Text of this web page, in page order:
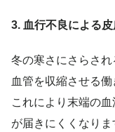
3. 血行不良による
冬の寒さにさらさ
血管を収縮させる働
これにより末端の
が届きにくくなりま